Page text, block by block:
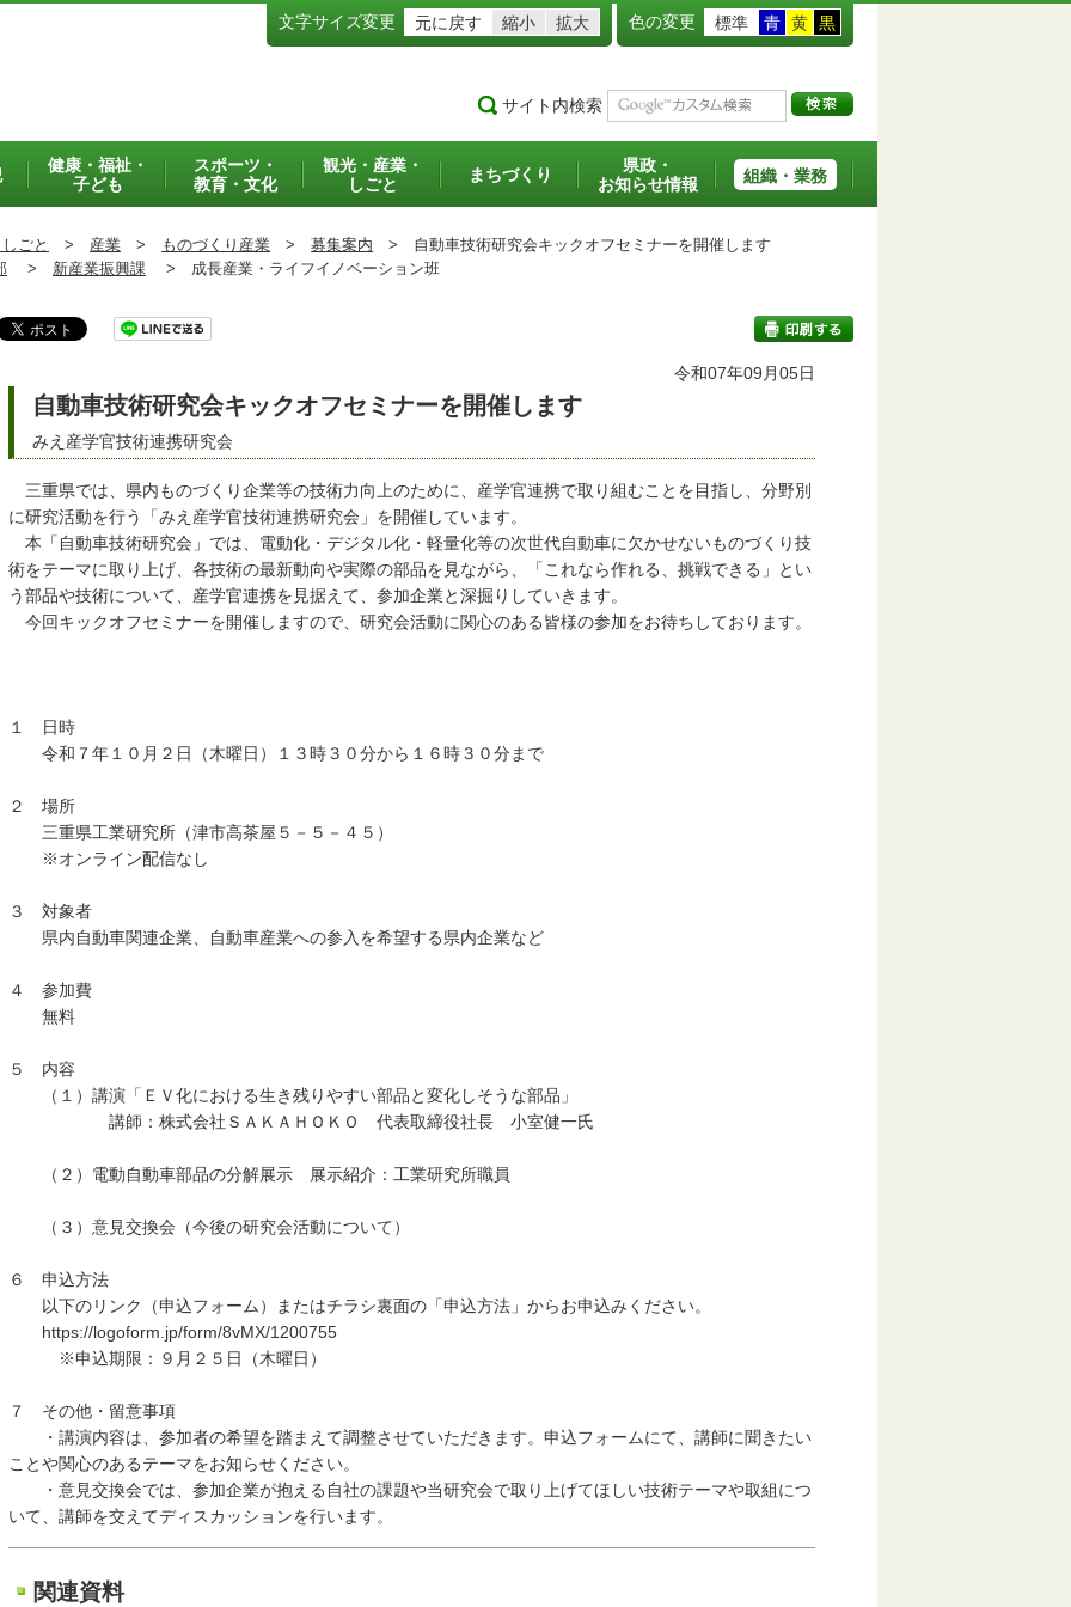
文字サイズ変更 元に戻す 縮小 拡大 色の変更 標準 青 黄 黒
サイト内検索
健康・福祉・
子ども
スポーツ・
教育・文化
観光・産業・
しごと
まちづくり
県政・
お知らせ情報
組織・業務
ごと > 産業 > ものづくり産業 > 募集案内 > 自動車技術研究会キックオフセミナーを開催します
> 新産業振興課 > 成長産業・ライフイノベーション班
令和07年09月05日
自動車技術研究会キックオフセミナーを開催します
みえ産学官技術連携研究会
三重県では、県内ものづくり企業等の技術力向上のために、産学官連携で取り組むことを目指し、分野別
に研究活動を行う「みえ産学官技術連携研究会」を開催しています。
本「自動車技術研究会」では、電動化・デジタル化・軽量化等の次世代自動車に欠かせないものづくり技
術をテーマに取り上げ、各技術の最新動向や実際の部品を見ながら、「これなら作れる、挑戦できる」とい
う部品や技術について、産学官連携を見据えて、参加企業と深掘りしていきます。
今回キックオフセミナーを開催しますので、研究会活動に関心のある皆様の参加をお待ちしております。
１ 日時
令和７年１０月２日（木曜日）１３時３０分から１６時３０分まで
２ 場所
三重県工業研究所（津市高茶屋５－５－４５）
※オンライン配信なし
３ 対象者
県内自動車関連企業、自動車産業への参入を希望する県内企業など
４ 参加費
無料
５ 内容
（１）講演「ＥＶ化における生き残りやすい部品と変化しそうな部品」
講師：株式会社ＳＡＫＡＨＯＫＯ 代表取締役社長 小室健一氏
（２）電動自動車部品の分解展示 展示紹介：工業研究所職員
（３）意見交換会（今後の研究会活動について）
６ 申込方法
以下のリンク（申込フォーム）またはチラシ裏面の「申込方法」からお申込みください。
https://logoform.jp/form/8vMX/1200755
※申込期限：９月２５日（木曜日）
７ その他・留意事項
・講演内容は、参加者の希望を踏まえて調整させていただきます。申込フォームにて、講師に聞きたい
ことや関心のあるテーマをお知らせください。
・意見交換会では、参加企業が抱える自社の課題や当研究会で取り上げてほしい技術テーマや取組につ
いて、講師を交えてディスカッションを行います。
関連資料